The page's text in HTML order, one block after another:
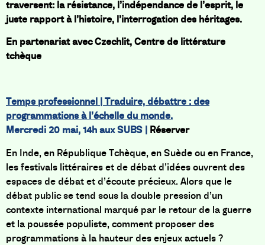
traversent: la résistance, l’indépendance de l’esprit, le
juste rapport à l’histoire, l’interrogation des héritages.
En partenariat avec Czechlit, Centre de littérature
tchèque
Temps professionnel | Traduire, débattre : des
programmations à l’échelle du monde.
Mercredi 20 mai, 14h aux SUBS | Réserver
En Inde, en République Tchèque, en Suède ou en France,
les festivals littéraires et de débat d’idées ouvrent des
espaces de débat et d’écoute précieux. Alors que le
débat public se tend sous la double pression d’un
contexte international marqué par le retour de la guerre
et la poussée populiste, comment proposer des
programmations à la hauteur des enjeux actuels ?